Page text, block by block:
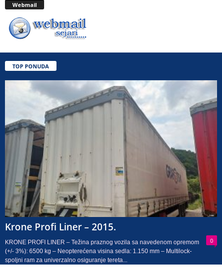
Webmail
TOP PONUDA
Krone Profi Liner – 2015.
0
KRONE PROFI LINER – Težina praznog vozila sa navedenom opremom
(+/- 3%): 6500 kg – Neopterećena visina sedla: 1.150 mm – Multilock-
spoljni ram za univerzalno osiguranje tereta...